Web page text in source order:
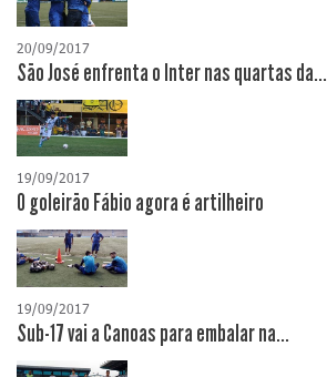
20/09/2017
São José enfrenta o Inter nas quartas da...
19/09/2017
O goleirão Fábio agora é artilheiro
19/09/2017
Sub-17 vai a Canoas para embalar na...